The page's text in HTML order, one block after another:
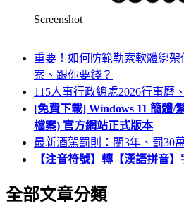
Screenshot
重要！如何防範勒索軟體綁
案、跟你要錢？
115人事行政總處2026行事曆
[免費下載] Windows 11 簡體/
檔案) 官方網站正式版本
最新酒駕罰則：關3年、罰30
【注音符號】轉【漢語拼音
全部文章分類